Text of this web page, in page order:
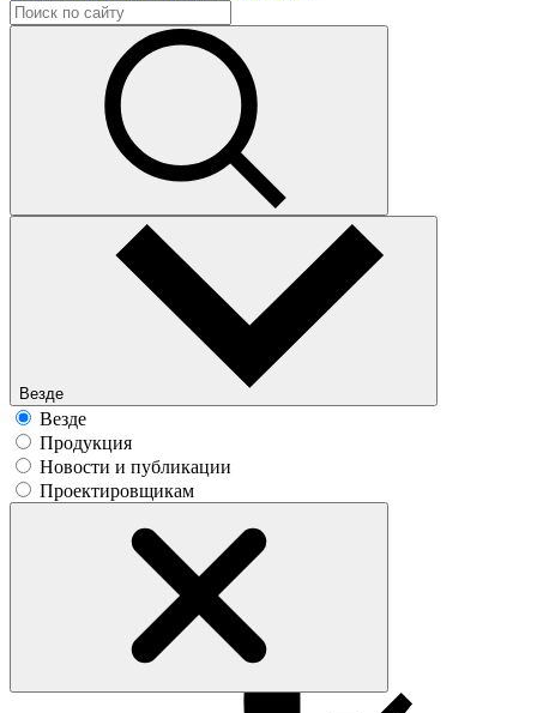
Везде
Везде
Продукция
Новости и публикации
Проектировщикам